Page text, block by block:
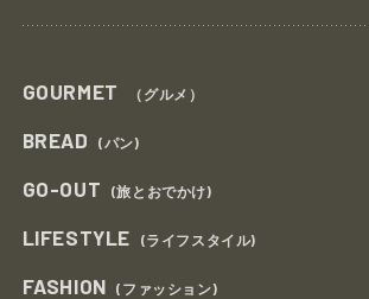
GOURMET （グルメ）
BREAD (パン)
GO-OUT (旅とおでかけ)
LIFESTYLE (ライフスタイル)
FASHION (ファッション)